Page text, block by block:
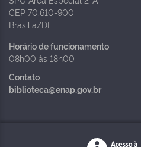
CEP 70.610-900
Brasília/DF
Horário de funcionamento
08h00 às 18h00
Contato
biblioteca@enap.gov.br